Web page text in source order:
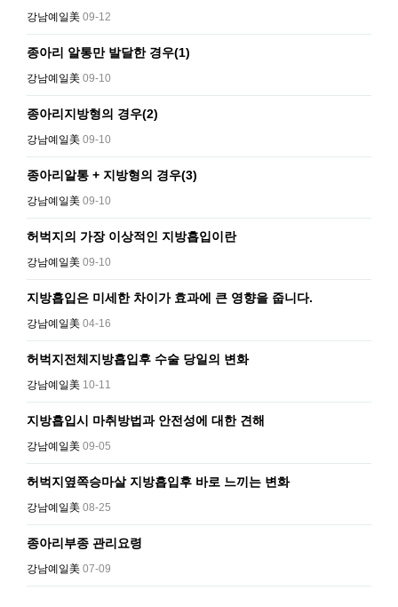
강남예일美 09-12
종아리 알통만 발달한 경우(1)
강남예일美 09-10
종아리지방형의 경우(2)
강남예일美 09-10
종아리알통 + 지방형의 경우(3)
강남예일美 09-10
허벅지의 가장 이상적인 지방흡입이란
강남예일美 09-10
지방흡입은 미세한 차이가 효과에 큰 영향을 줍니다.
강남예일美 04-16
허벅지전체지방흡입후 수술 당일의 변화
강남예일美 10-11
지방흡입시 마취방법과 안전성에 대한 견해
강남예일美 09-05
허벅지옆쪽승마살 지방흡입후 바로 느끼는 변화
강남예일美 08-25
종아리부종 관리요령
강남예일美 07-09